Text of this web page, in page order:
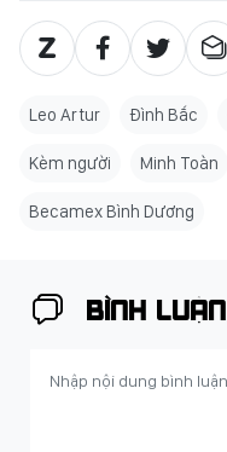
Leo Artur Đình Bắc
Kèm người Minh Toàn
Becamex Bình Dương
BÌNH LUẬN